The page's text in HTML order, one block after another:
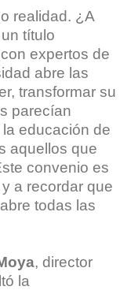
realidad. ¿A
título
expertos de
abre las
transformar su
parecían
educación de
aquellos que
convenio es
a recordar que
todas las
, director
la